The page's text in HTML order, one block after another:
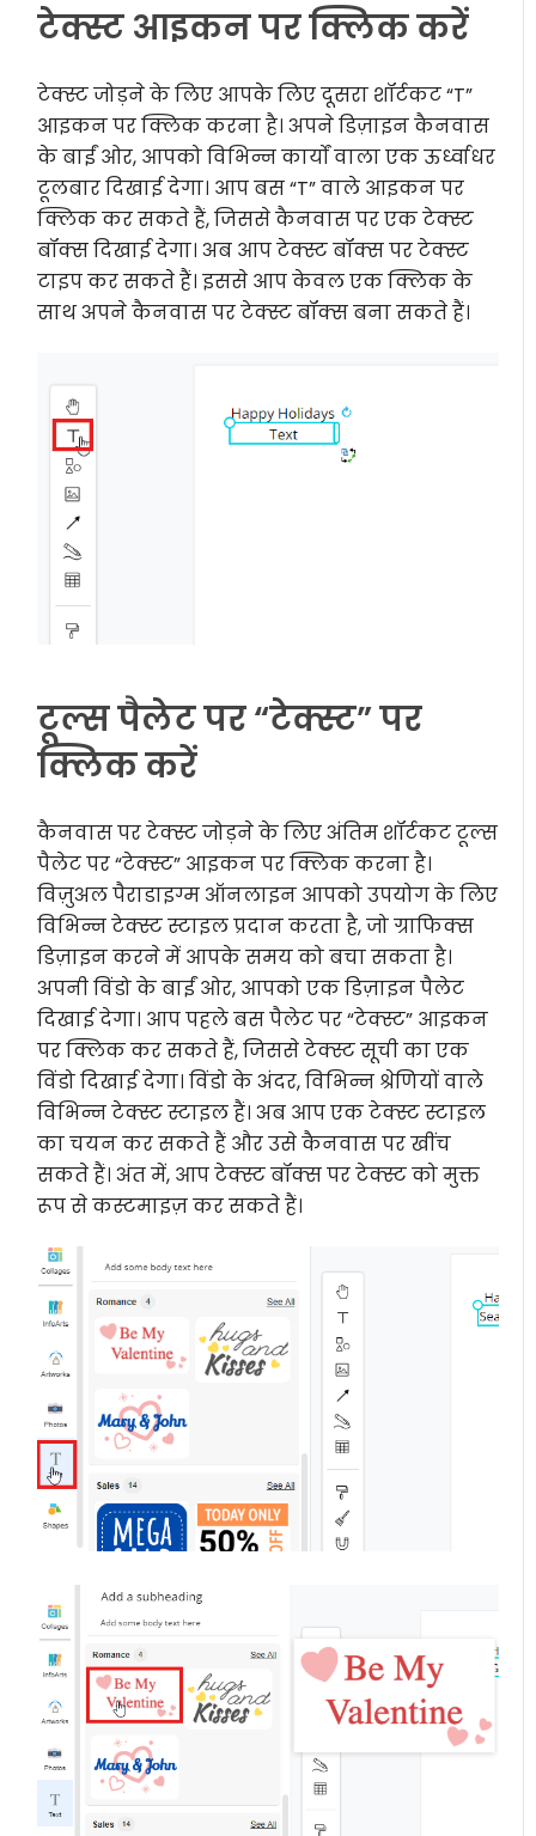
टेक्स्ट आइकन पर क्लिक करें
टेक्स्ट जोड़ने के लिए आपके लिए दूसरा शॉर्टकट “T”
आइकन पर क्लिक करना है। अपने डिज़ाइन कैनवास
के बाईं ओर, आपको विभिन्न कार्यों वाला एक ऊर्ध्वाधर
टूलबार दिखाई देगा। आप बस “T” वाले आइकन पर
क्लिक कर सकते हैं, जिससे कैनवास पर एक टेक्स्ट
बॉक्स दिखाई देगा। अब आप टेक्स्ट बॉक्स पर टेक्स्ट
टाइप कर सकते हैं। इससे आप केवल एक क्लिक के
साथ अपने कैनवास पर टेक्स्ट बॉक्स बना सकते हैं।
टूल्स पैलेट पर “टेक्स्ट” पर
क्लिक करें
कैनवास पर टेक्स्ट जोड़ने के लिए अंतिम शॉर्टकट टूल्स
पैलेट पर “टेक्स्ट” आइकन पर क्लिक करना है।
विज़ुअल पैराडाइग्म ऑनलाइन आपको उपयोग के लिए
विभिन्न टेक्स्ट स्टाइल प्रदान करता है, जो ग्राफिक्स
डिज़ाइन करने में आपके समय को बचा सकता है।
अपनी विंडो के बाईं ओर, आपको एक डिज़ाइन पैलेट
दिखाई देगा। आप पहले बस पैलेट पर “टेक्स्ट” आइकन
पर क्लिक कर सकते हैं, जिससे टेक्स्ट सूची का एक
विंडो दिखाई देगा। विंडो के अंदर, विभिन्न श्रेणियों वाले
विभिन्न टेक्स्ट स्टाइल हैं। अब आप एक टेक्स्ट स्टाइल
का चयन कर सकते हैं और उसे कैनवास पर खींच
सकते हैं। अंत में, आप टेक्स्ट बॉक्स पर टेक्स्ट को मुक्त
रूप से कस्टमाइज़ कर सकते हैं।